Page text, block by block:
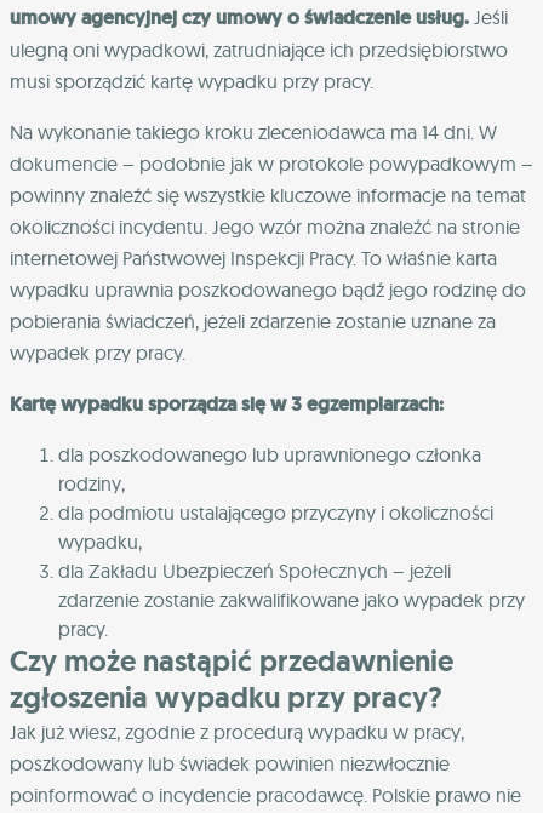
umowy agencyjnej czy umowy o świadczenie usług. Jeśli
ulegną oni wypadkowi, zatrudniające ich przedsiębiorstwo
musi sporządzić kartę wypadku przy pracy.
Na wykonanie takiego kroku zleceniodawca ma 14 dni. W
dokumencie – podobnie jak w protokole powypadkowym –
powinny znaleźć się wszystkie kluczowe informacje na temat
okoliczności incydentu. Jego wzór można znaleźć na stronie
internetowej Państwowej Inspekcji Pracy. To właśnie karta
wypadku uprawnia poszkodowanego bądź jego rodzinę do
pobierania świadczeń, jeżeli zdarzenie zostanie uznane za
wypadek przy pracy.
Kartę wypadku sporządza się w 3 egzemplarzach:
dla poszkodowanego lub uprawnionego członka
rodziny,
dla podmiotu ustalającego przyczyny i okoliczności
wypadku,
dla Zakładu Ubezpieczeń Społecznych – jeżeli
zdarzenie zostanie zakwalifikowane jako wypadek przy
pracy.
Czy może nastąpić przedawnienie
zgłoszenia wypadku przy pracy?
Jak już wiesz, zgodnie z procedurą wypadku w pracy,
poszkodowany lub świadek powinien niezwłocznie
poinformować o incydencie pracodawcę. Polskie prawo nie